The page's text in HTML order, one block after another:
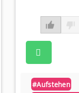
#aufstehen